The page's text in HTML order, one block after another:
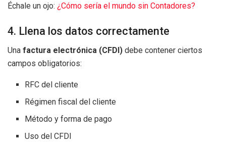
Échale un ojo: ¿Cómo sería el mundo sin Contadores?
4. Llena los datos correctamente
Una factura electrónica (CFDI) debe contener ciertos
campos obligatorios:
RFC del cliente
Régimen fiscal del cliente
Método y forma de pago
Uso del CFDI